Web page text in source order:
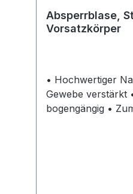
Absperrblase,
Vorsatzkörper
• Hochwertiger
Gewebe verstärkt • Sehr flexibel und
bogengängig • Zum Abdichten von